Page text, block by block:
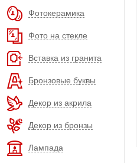
Фотокерамика
Фото на стекле
Вставка из гранита
Бронзовые буквы
Декор из акрила
Декор из бронзы
Лампада